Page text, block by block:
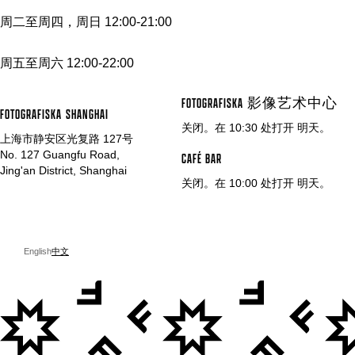
周二至周四，周日 12:00-21:00
周五至周六 12:00-22:00
FOTOGRAFISKA SHANGHAI
上海市静安区光复路 127号
No. 127 Guangfu Road,
Jing'an District, Shanghai
FOTOGRAFISKA 影像艺术中心
关闭。在 10:30 处打开 明天。
CAFÉ BAR
关闭。在 10:00 处打开 明天。
English中文